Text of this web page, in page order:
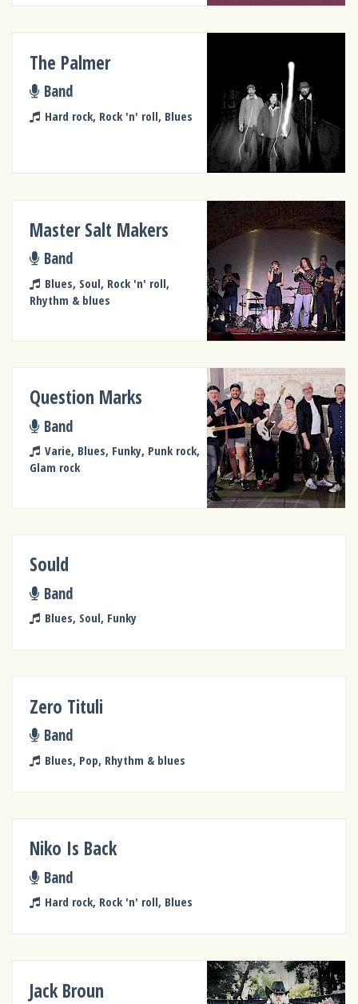
The Palmer
Band
Hard rock, Rock 'n' roll, Blues
Master Salt Makers
Band
Blues, Soul, Rock 'n' roll,
Rhythm & blues
Question Marks
Band
Varie, Blues, Funky, Punk rock,
Glam rock
Sould
Band
Blues, Soul, Funky
Zero Tituli
Band
Blues, Pop, Rhythm & blues
Niko Is Back
Band
Hard rock, Rock 'n' roll, Blues
Jack Broun